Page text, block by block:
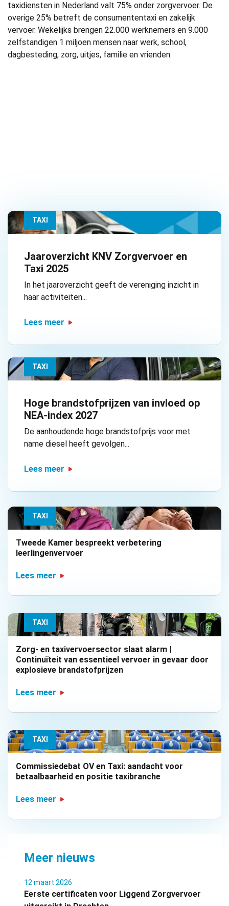
taxidiensten in Nederland valt 75% onder zorgvervoer. De
overige 25% betreft de consumententaxi en zakelijk
vervoer. Wekelijks brengen 22.000 werknemers en 9.000
zelfstandigen 1 miljoen mensen naar werk, school,
dagbesteding, zorg, uitjes, familie en vrienden.
TAXI
Jaaroverzicht KNV Zorgvervoer en
Taxi 2025
In het jaaroverzicht geeft de vereniging inzicht in
haar activiteiten...
Lees meer
TAXI
Hoge brandstofprijzen van invloed op
NEA-index 2027
De aanhoudende hoge brandstofprijs voor met
name diesel heeft gevolgen...
Lees meer
TAXI
Tweede Kamer bespreekt verbetering
leerlingenvervoer
Lees meer
TAXI
Zorg- en taxivervoersector slaat alarm |
Continuïteit van essentieel vervoer in gevaar door
explosieve brandstofprijzen
Lees meer
TAXI
Commissiedebat OV en Taxi: aandacht voor
betaalbaarheid en positie taxibranche
Lees meer
Meer nieuws
12 maart 2026
Eerste certificaten voor Liggend Zorgvervoer